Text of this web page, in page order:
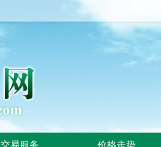
交易服务 价格走势